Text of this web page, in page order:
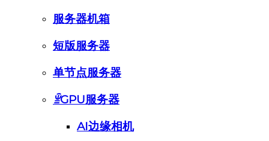
服务器机箱
短版服务器
单节点服务器
ꁇGPU服务器
AI边缘相机